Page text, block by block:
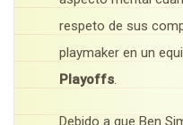
respeto de sus
playmaker en un
Playoffs.